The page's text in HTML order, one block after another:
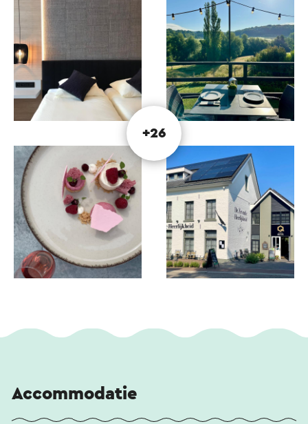
fine dining met producten uit de eigen streek,
verfijnde smaken, bereidingen mét en zonder
fratsen en een ongedwongen sfeer.
Slenaken en het Heuvelland staan bekend om het
prachtige vijfsterrenlandschap: een stukje
buitenland in Nederland. Ontdek talloze
wandelpaden langs kronkelende riviertjes, geniet
van weidse vergezichten en verken fijne
fietsroutes door pittoreske dorpen met
karakteristieke vakwerkhuizen.
Ook als golfliefhebber zit je hier goed. In de
directe omgeving liggen diverse golfbanen.
Bovendien ligt Slenaken op korte afstand van
steden als Maastricht, Aken en Luik, en van
+26
Accommodatie